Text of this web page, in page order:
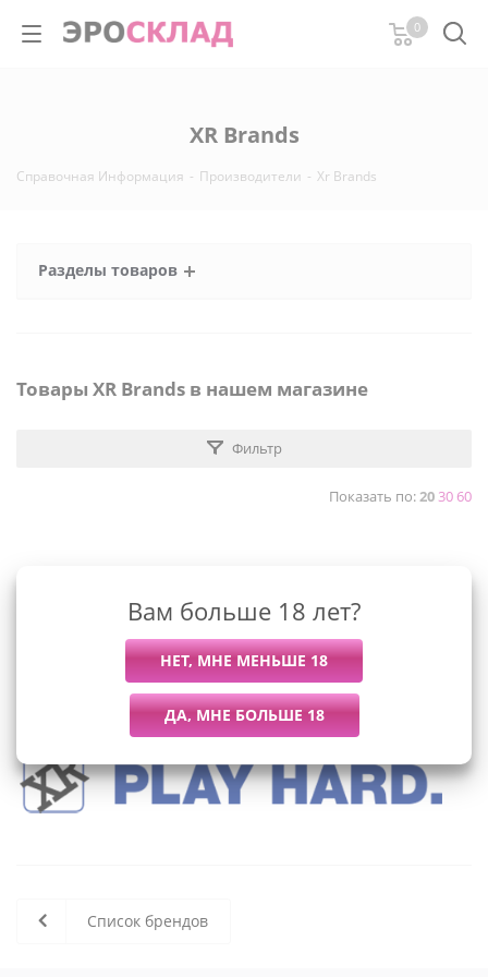
0
XR Brands
Справочная Информация - Производители - Xr Brands
Разделы товаров
Товары XR Brands в нашем магазине
Фильтр
Показать по:203060
В данный момент нет активных
товаров
Список брендов
Вам больше 18 лет?